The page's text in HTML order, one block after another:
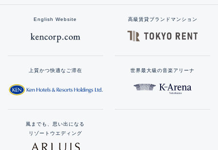
English Website 高級賃貸ブランドマンション
上質かつ快適なご滞在 世界最大級の音楽アリーナ
風までも、思い出になる
リゾートウエディング